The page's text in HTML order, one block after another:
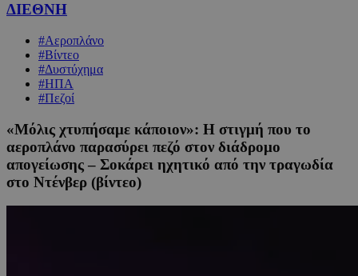
ΔΙΕΘΝΗ
#Αεροπλάνο
#Βίντεο
#Δυστύχημα
#ΗΠΑ
#Πεζοί
«Μόλις χτυπήσαμε κάποιον»: Η στιγμή που το
αεροπλάνο παρασύρει πεζό στον διάδρομο
απογείωσης – Σοκάρει ηχητικό από την τραγωδία
στο Ντένβερ (βίντεο)